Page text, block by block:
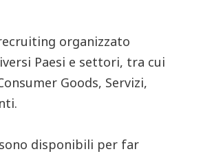
organizzato
Paesi e settori, tra cui
Goods, Servizi,
disponibili per far